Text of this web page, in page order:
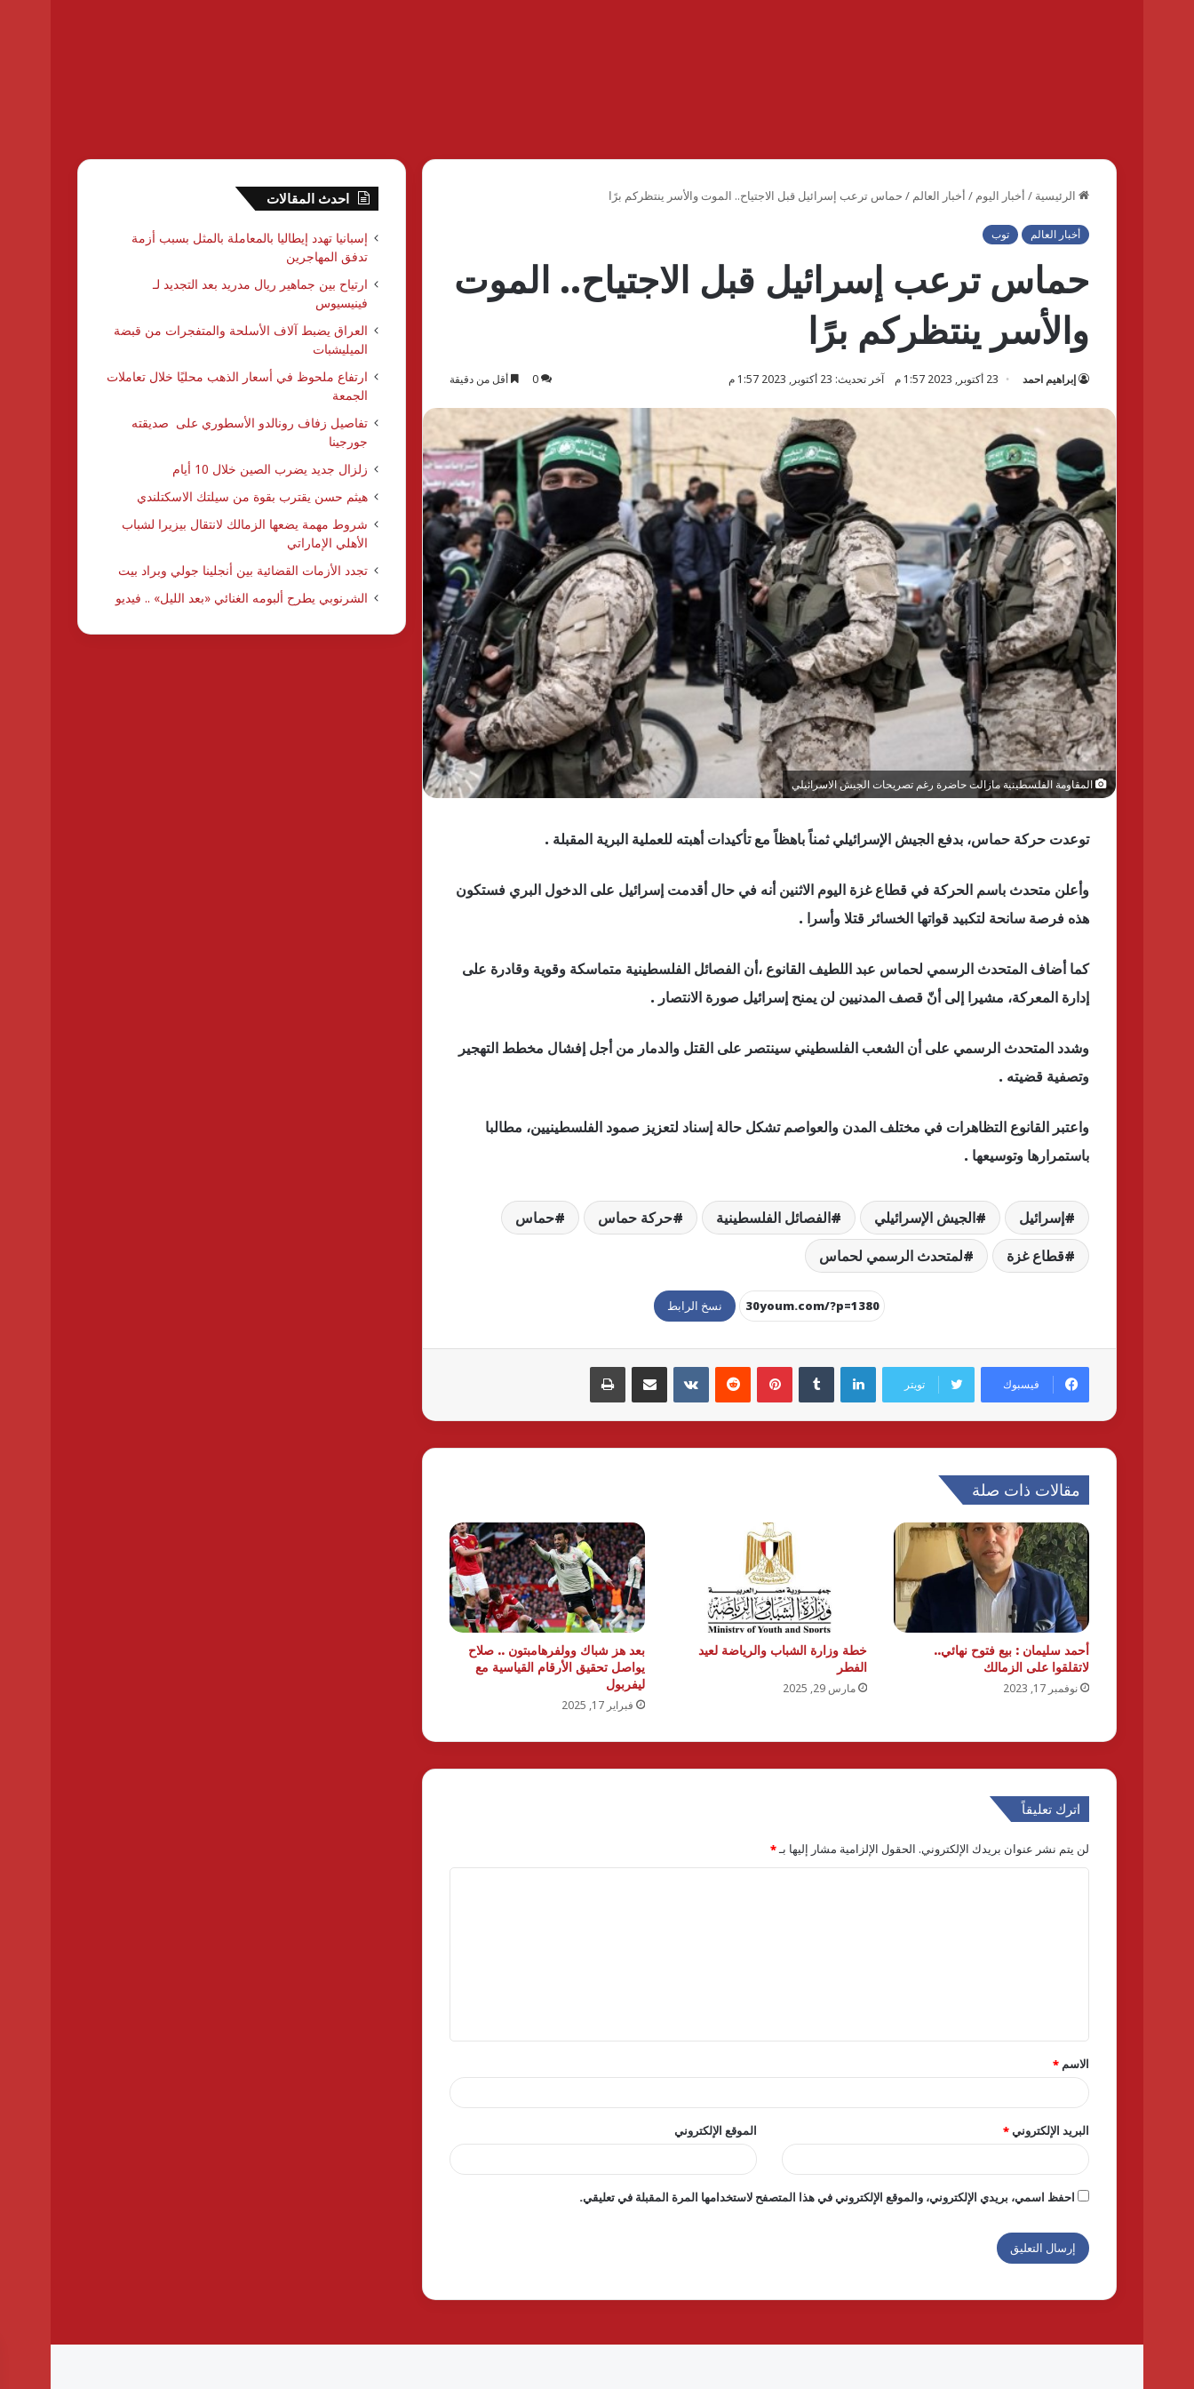
الرئيسية / أخبار اليوم / أخبار العالم / حماس ترعب إسرائيل قبل الاجتياح.. الموت والأسر ينتظركم برًا
أخبار العالم توب
حماس ترعب إسرائيل قبل الاجتياح.. الموت
والأسر ينتظركم برًا
إبراهيم احمد 23 أكتوبر, 2023 1:57 م آخر تحديث: 23 أكتوبر, 2023 1:57 م 0 أقل من دقيقة
المقاومة الفلسطينية مازالت حاضرة رغم تصريحات الجيش الاسرائيلي
توعدت حركة حماس، بدفع الجيش الإسرائيلي ثمناً باهظاً مع تأكيدات أهبته للعملية البرية المقبلة .
وأعلن متحدث باسم الحركة في قطاع غزة اليوم الاثنين أنه في حال أقدمت إسرائيل على الدخول البري فستكون
هذه فرصة سانحة لتكبيد قواتها الخسائر قتلا وأسرا .
كما أضاف المتحدث الرسمي لحماس عبد اللطيف القانوع ،أن الفصائل الفلسطينية متماسكة وقوية وقادرة على
إدارة المعركة، مشيرا إلى أنّ قصف المدنيين لن يمنح إسرائيل صورة الانتصار .
وشدد المتحدث الرسمي على أن الشعب الفلسطيني سينتصر على القتل والدمار من أجل إفشال مخطط التهجير
وتصفية قضيته .
واعتبر القانوع التظاهرات في مختلف المدن والعواصم تشكل حالة إسناد لتعزيز صمود الفلسطينيين، مطالبا
باستمرارها وتوسيعها .
إسرائيل الجيش الإسرائيلي الفصائل الفلسطينية حركة حماس
حماس
قطاع غزة
لمتحدث الرسمي لحماس
نسخ الرابط
فيسبوك تويتر
لينكدإن بينتيريست مشاركة عبر البريد طباعة
مقالات ذات صلة
أحمد سليمان : بيع فتوح نهائي..
لاتقلقوا على الزمالك
نوفمبر 17, 2023
خطة وزارة الشباب والرياضة لعيد
الفطر
مارس 29, 2025
بعد هز شباك وولفرهامبتون .. صلاح
يواصل تحقيق الأرقام القياسية مع
ليفربول
فبراير 17, 2025
اترك تعليقاً
لن يتم نشر عنوان بريدك الإلكتروني. الحقول الإلزامية مشار إليها بـ*
ق
*
الاسم *
البريد الإلكتروني* الموقع الإلكتروني
احفظ اسمي، بريدي الإلكتروني، والموقع الإلكتروني في هذا المتصفح لاستخدامها المرة المقبلة في تعليقي.
احدث المقالات
إسبانيا تهدد إيطاليا بالمعاملة بالمثل بسبب أزمة
تدفق المهاجرين
ارتياح بين جماهير ريال مدريد بعد التجديد لـ
فينيسيوس
العراق يضبط آلاف الأسلحة والمتفجرات من قبضة
الميليشبات
ارتفاع ملحوظ في أسعار الذهب محليًا خلال تعاملات
الجمعة
تفاصيل زفاف رونالدو الأسطوري على صديقته
جورجينا
زلزال جديد يضرب الصين خلال 10 أيام
هيثم حسن يقترب بقوة من سيلتك الاسكتلندي
شروط مهمة يضعها الزمالك لانتقال بيزيرا لشباب
الأهلي الإماراتي
تجدد الأزمات القضائية بين أنجلينا جولي وبراد بيت
الشرنوبي يطرح ألبومه الغنائي «بعد الليل» .. فيديو